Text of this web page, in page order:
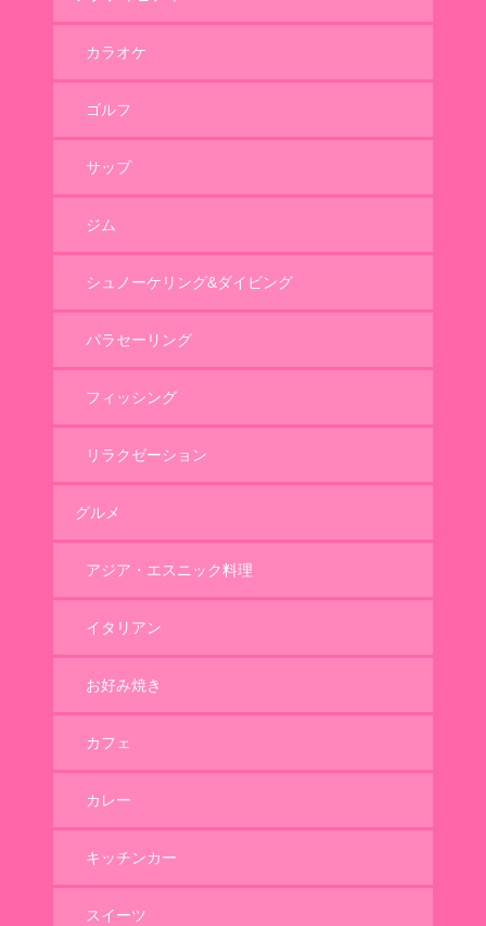
カラオケ
ゴルフ
サップ
ジム
シュノーケリング&ダイビング
パラセーリング
フィッシング
リラクゼーション
グルメ
アジア・エスニック料理
イタリアン
お好み焼き
カフェ
カレー
キッチンカー
スイーツ